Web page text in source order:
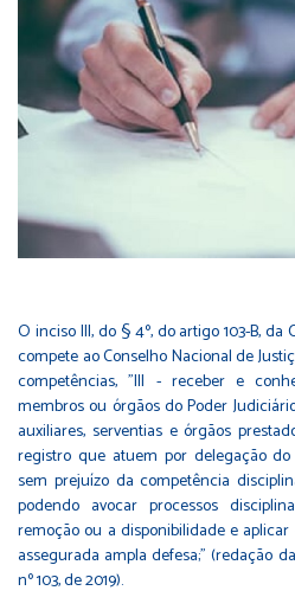
O inciso III, do § 4º, do artigo 103-B,
compete ao Conselho Nacional de
competências, "III - receber e
membros ou órgãos do Poder
auxiliares, serventias e órgãos
registro que atuem por delegação
sem prejuízo da competência
podendo avocar processos
remoção ou a disponibilidade e
assegurada ampla defesa;" (redação
nº 103, de 2019).